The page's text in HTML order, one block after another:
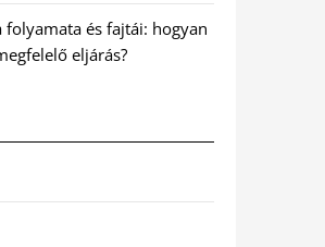
folyamata és fajtái: hogyan
eljárás?